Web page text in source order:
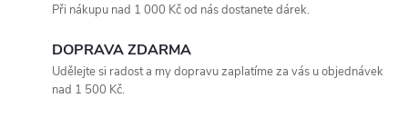
Při nákupu nad 1 000 Kč od nás dostanete dárek.
DOPRAVA ZDARMA
Udělejte si radost a my dopravu zaplatíme za vás u objednávek
nad 1 500 Kč.